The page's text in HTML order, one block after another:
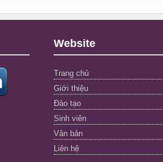
Website
Trang chủ
Giới thiệu
Đào tạo
Sinh viên
Văn bản
Liên hệ